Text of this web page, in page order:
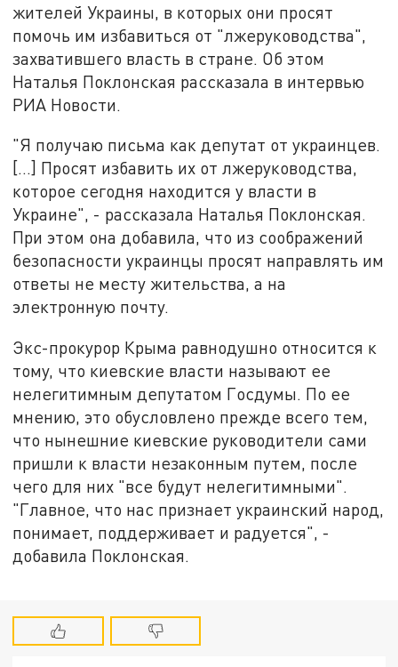
жителей Украины, в которых они просят
помочь им избавиться от "лжеруководства",
захватившего власть в стране. Об этом
Наталья Поклонская рассказала в интервью
РИА Новости.
"Я получаю письма как депутат от украинцев.
[…] Просят избавить их от лжеруководства,
которое сегодня находится у власти в
Украине", - рассказала Наталья Поклонская.
При этом она добавила, что из соображений
безопасности украинцы просят направлять им
ответы не месту жительства, а на
электронную почту.
Экс-прокурор Крыма равнодушно относится к
тому, что киевские власти называют ее
нелегитимным депутатом Госдумы. По ее
мнению, это обусловлено прежде всего тем,
что нынешние киевские руководители сами
пришли к власти незаконным путем, после
чего для них "все будут нелегитимными".
"Главное, что нас признает украинский народ,
понимает, поддерживает и радуется", -
добавила Поклонская.